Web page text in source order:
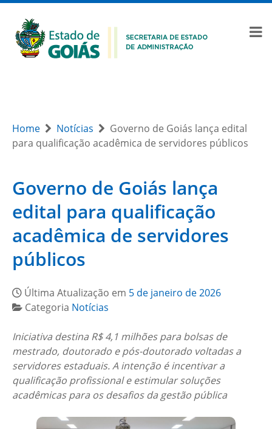
Home Notícias
Governo de Goiás lança edital
para qualificação acadêmica de servidores públicos
Governo de Goiás lança
edital para qualificação
acadêmica de servidores
públicos
Última Atualização em 5 de janeiro de 2026
Categoria Notícias
Iniciativa destina R$ 4,1 milhões para bolsas de
mestrado, doutorado e pós-doutorado voltadas a
servidores estaduais. A intenção é incentivar a
qualificação profissional e estimular soluções
acadêmicas para os desafios da gestão pública